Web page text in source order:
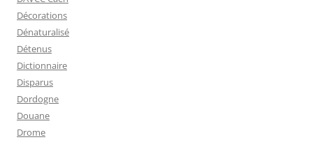
Décorations
Dénaturalisé
Détenus
Dictionnaire
Disparus
Dordogne
Douane
Drome